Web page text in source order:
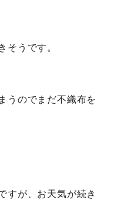
そうです。
うのでまだ不織布を
すが、お天気が続き